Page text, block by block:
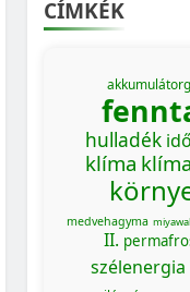
CÍMKÉK
hulladék
klíma
medvehagyma
II.
szélenergia
MAGYARORSZÁG